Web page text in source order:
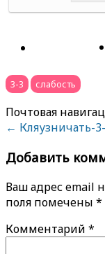
3-3
слабость
Почтовая
← Кляузничать-
Добавить
Ваш адрес email
поля помечены *
Комментарий *